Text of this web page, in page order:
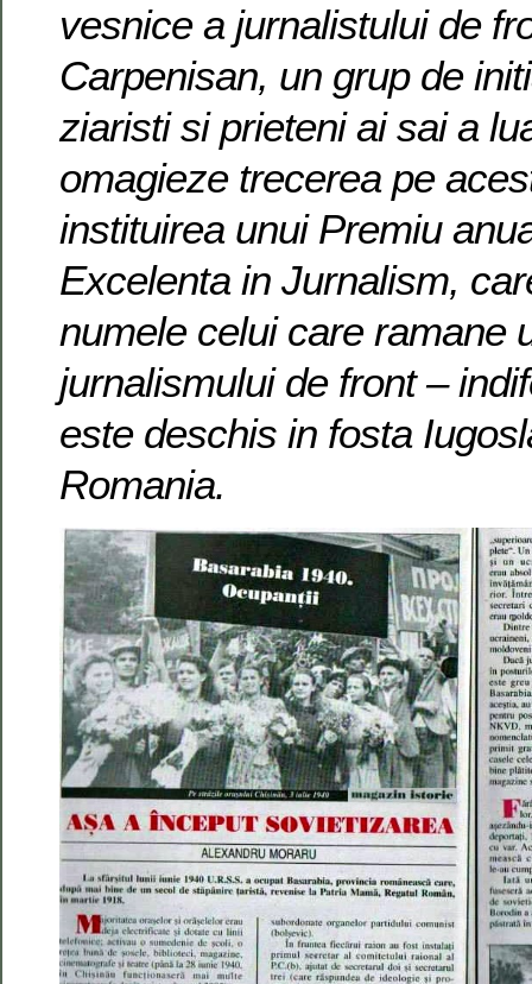
vesnice a jurnalistului de
Carpenisan, un grup de
ziaristi si prieteni ai sai a
omagieze trecerea pe
instituirea unui Premiu
Excelenta in Jurnalism,
numele celui care ramane
jurnalismului de front –
este deschis in fosta
Romania.